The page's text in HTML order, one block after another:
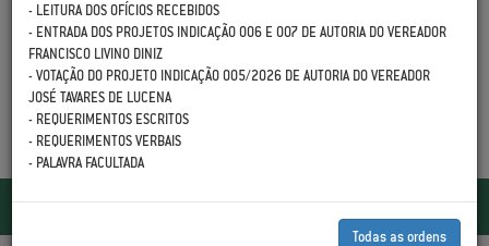
Toggle
- LEITURA DOS OFÍCIOS RECEBIDOS
- ENTRADA DOS PROJETOS INDICAÇÃO 006 E 007 DE AUTORIA DO VEREADOR
FRANCISCO LIVINO DINIZ
- VOTAÇÃO DO PROJETO INDICAÇÃO 005/2026 DE AUTORIA DO VEREADOR
JOSÉ TAVARES DE LUCENA
- REQUERIMENTOS ESCRITOS
- REQUERIMENTOS VERBAIS
- PALAVRA FACULTADA
Todas as ordens